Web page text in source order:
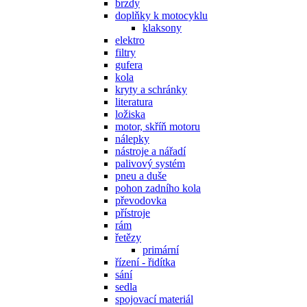
brzdy
doplňky k motocyklu
klaksony
elektro
filtry
gufera
kola
kryty a schránky
literatura
ložiska
motor, skříň motoru
nálepky
nástroje a nářadí
palivový systém
pneu a duše
pohon zadního kola
převodovka
přístroje
rám
řetězy
primární
řízení - řidítka
sání
sedla
spojovací materiál